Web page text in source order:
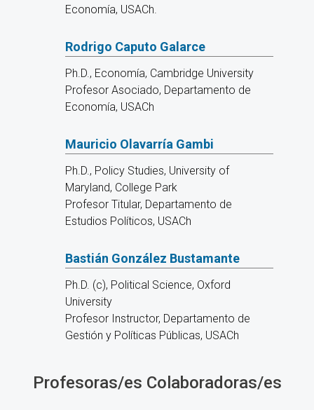
Economía, USACh.
Rodrigo Caputo Galarce
Ph.D., Economía, Cambridge University
Profesor Asociado, Departamento de
Economía, USACh
Mauricio Olavarría Gambi
Ph.D., Policy Studies, University of
Maryland, College Park
Profesor Titular, Departamento de
Estudios Políticos, USACh
Bastián González Bustamante
Ph.D. (c), Political Science, Oxford
University
Profesor Instructor, Departamento de
Gestión y Políticas Públicas, USACh
Profesoras/es Colaboradoras/es